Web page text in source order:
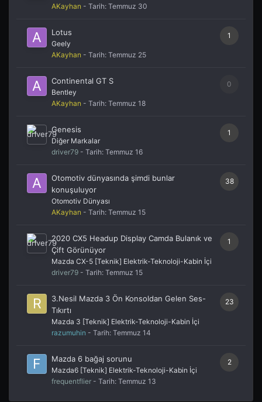
AKayhan - Tarih: Temmuz 30
1
Lotus
Geely
AKayhan - Tarih: Temmuz 25
0
Continental GT S
Bentley
AKayhan - Tarih: Temmuz 18
1
Genesis
Diğer Markalar
driver79 - Tarih: Temmuz 16
38
Otomotiv dünyasında şimdi bunlar
konuşuluyor
Otomotiv Dünyası
AKayhan - Tarih: Temmuz 15
1
2020 CX5 Headup Display Camda Bulanık ve
Çift Görünüyor
Mazda CX-5 [Teknik] Elektrik-Teknoloji-Kabin İçi
driver79 - Tarih: Temmuz 15
23
3.Nesil Mazda 3 Ön Konsoldan Gelen Ses-
Tıkırtı
Mazda 3 [Teknik] Elektrik-Teknoloji-Kabin İçi
razumuhin - Tarih: Temmuz 14
2
Mazda 6 bağaj sorunu
Mazda6 [Teknik] Elektrik-Teknoloji-Kabin İçi
frequentflier - Tarih: Temmuz 13